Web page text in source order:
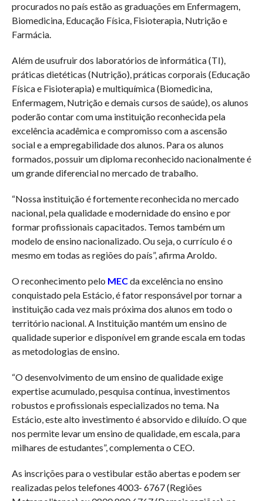
procurados no país estão as graduações em Enfermagem,
Biomedicina, Educação Física, Fisioterapia, Nutrição e
Farmácia.
Além de usufruir dos laboratórios de informática (TI),
práticas dietéticas (Nutrição), práticas corporais (Educação
Física e Fisioterapia) e multiquímica (Biomedicina,
Enfermagem, Nutrição e demais cursos de saúde), os alunos
poderão contar com uma instituição reconhecida pela
excelência acadêmica e compromisso com a ascensão
social e a empregabilidade dos alunos. Para os alunos
formados, possuir um diploma reconhecido nacionalmente é
um grande diferencial no mercado de trabalho.
“Nossa instituição é fortemente reconhecida no mercado
nacional, pela qualidade e modernidade do ensino e por
formar profissionais capacitados. Temos também um
modelo de ensino nacionalizado. Ou seja, o currículo é o
mesmo em todas as regiões do país”, afirma Aroldo.
O reconhecimento pelo MECda excelência no ensino
conquistado pela Estácio, é fator responsável por tornar a
instituição cada vez mais próxima dos alunos em todo o
território nacional. A Instituição mantém um ensino de
qualidade superior e disponível em grande escala em todas
as metodologias de ensino.
“O desenvolvimento de um ensino de qualidade exige
expertise acumulado, pesquisa contínua, investimentos
robustos e profissionais especializados no tema. Na
Estácio, este alto investimento é absorvido e diluído. O que
nos permite levar um ensino de qualidade, em escala, para
milhares de estudantes”, complementa o CEO.
As inscrições para o vestibular estão abertas e podem ser
realizadas pelos telefones 4003- 6767 (Regiões